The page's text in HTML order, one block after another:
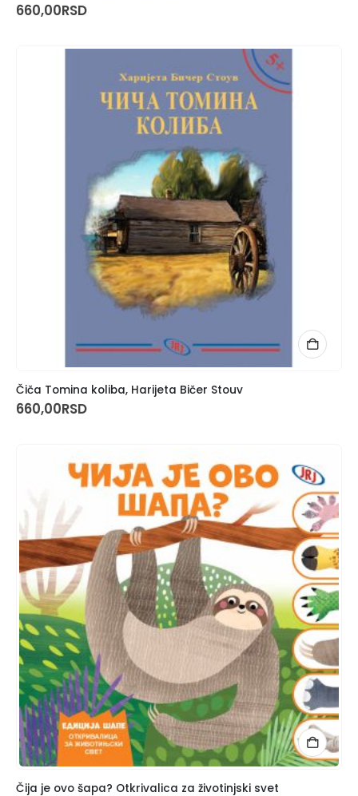
660,00RSD
Čiča Tomina koliba, Harijeta Bičer Stouv
660,00RSD
Čija je ovo šapa? Otkrivalica za životinjski svet